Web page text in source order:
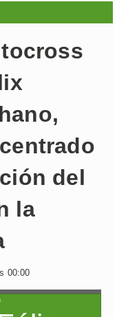
del
la
00:00